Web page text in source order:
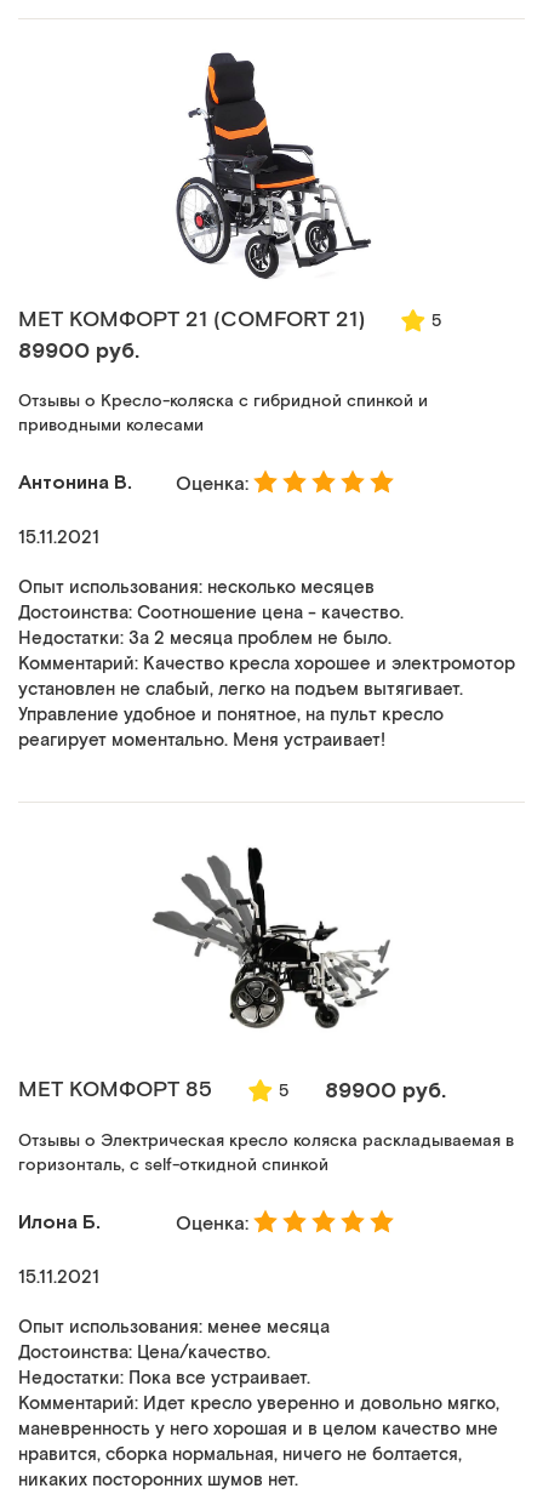
MET КОМФОРТ 21 (COMFORT 21) 5
89900 руб.
Отзывы о Кресло-коляска с гибридной спинкой и
приводными колесами
Антонина В. Оценка:
15.11.2021
Опыт использования: несколько месяцев
Достоинства: Соотношение цена - качество.
Недостатки: За 2 месяца проблем не было.
Комментарий: Качество кресла хорошее и электромотор
установлен не слабый, легко на подъем вытягивает.
Управление удобное и понятное, на пульт кресло
реагирует моментально. Меня устраивает!
MET КОМФОРТ 85 5 89900 руб.
Отзывы о Электрическая кресло коляска раскладываемая в
горизонталь, с self-откидной спинкой
Илона Б. Оценка:
15.11.2021
Опыт использования: менее месяца
Достоинства: Цена/качество.
Недостатки: Пока все устраивает.
Комментарий: Идет кресло уверенно и довольно мягко,
маневренность у него хорошая и в целом качество мне
нравится, сборка нормальная, ничего не болтается,
никаких посторонних шумов нет.